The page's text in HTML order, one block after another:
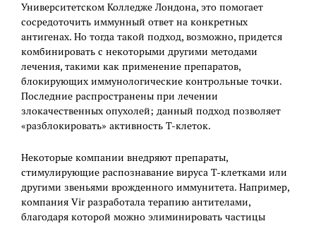
Университетском Колледже Лондона, это помогает
сосредоточить иммунный ответ на конкретных
антигенах. Но тогда такой подход, возможно, придется
комбинировать с некоторыми другими методами
лечения, такими как применение препаратов,
блокирующих иммунологические контрольные точки.
Последние распространены при лечении
злокачественных опухолей; данный подход позволяет
«разблокировать» активность Т-клеток.
Некоторые компании внедряют препараты,
стимулирующие распознавание вируса Т-клетками или
другими звеньями врожденного иммунитета. Например,
компания Vir разработала терапию антителами,
благодаря которой можно элиминировать частицы